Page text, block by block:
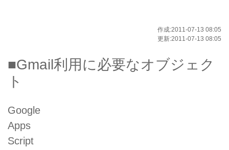
作成:2011-07-13 08:05
更新:2011-07-13 08:05
■Gmail利用に必要なオブジェク
ト
Google
Apps
Script